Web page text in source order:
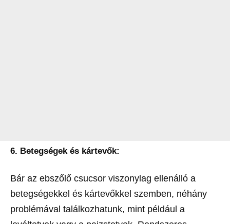
6. Betegségek és kártevők:
Bár az ebszőlő csucsor viszonylag ellenálló a
betegségekkel és kártevőkkel szemben, néhány
problémával találkozhatunk, mint például a